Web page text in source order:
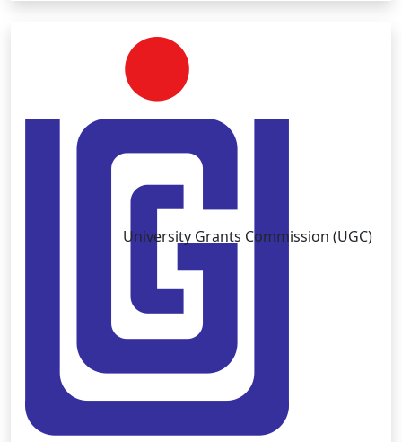
University Grants Commission (UGC)